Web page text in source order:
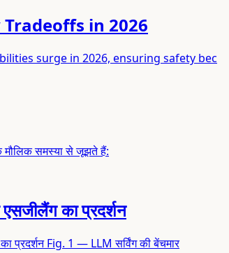
in 2026
surge in 2026, ensuring safety bec
मौलिक समस्या से जूझते हैं:
का प्रदर्शन
प्रदर्शन Fig. 1 — LLM सर्विंग की बेंचमार